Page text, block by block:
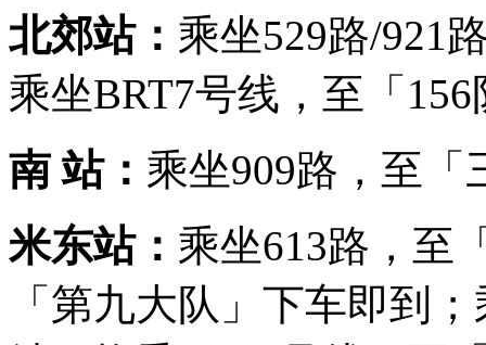
北郊站： 乘坐529路/921
乘坐BRT7号线，至「
南 站： 乘坐909路，至「
米东站： 乘坐613路，至
「第九大队」下车即到